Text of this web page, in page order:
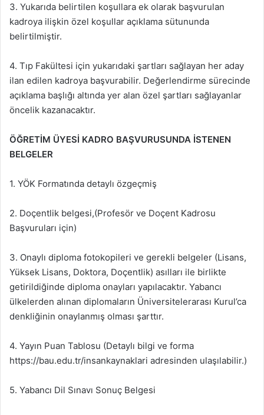
3. Yukarıda belirtilen koşullara ek olarak başvurulan
kadroya ilişkin özel koşullar açıklama sütununda
belirtilmiştir.
4. Tıp Fakültesi için yukarıdaki şartları sağlayan her aday
ilan edilen kadroya başvurabilir. Değerlendirme sürecinde
açıklama başlığı altında yer alan özel şartları sağlayanlar
öncelik kazanacaktır.
ÖĞRETİM ÜYESİ KADRO BAŞVURUSUNDA İSTENEN
BELGELER
1. YÖK Formatında detaylı özgeçmiş
2. Doçentlik belgesi,(Profesör ve Doçent Kadrosu
Başvuruları için)
3. Onaylı diploma fotokopileri ve gerekli belgeler (Lisans,
Yüksek Lisans, Doktora, Doçentlik) asılları ile birlikte
getirildiğinde diploma onayları yapılacaktır. Yabancı
ülkelerden alınan diplomaların Üniversitelerarası Kurul’ca
denkliğinin onaylanmış olması şarttır.
4. Yayın Puan Tablosu (Detaylı bilgi ve forma
https://bau.edu.tr/insankaynaklari adresinden ulaşılabilir.)
5. Yabancı Dil Sınavı Sonuç Belgesi